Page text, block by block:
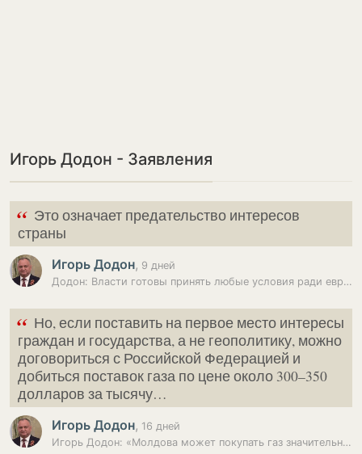
Игорь Додон - Заявления
“ Это означает предательство интересов
страны
Игорь Додон, 9 дней
Додон: Власти готовы принять любые условия ради евроинтеграции
“ Но, если поставить на первое место интересы
граждан и государства, а не геополитику, можно
договориться с Российской Федерацией и
добиться поставок газа по цене около 300–350
долларов за тысячу…
Игорь Додон, 16 дней
Игорь Додон: «Молдова может покупать газ значительно дешевле»